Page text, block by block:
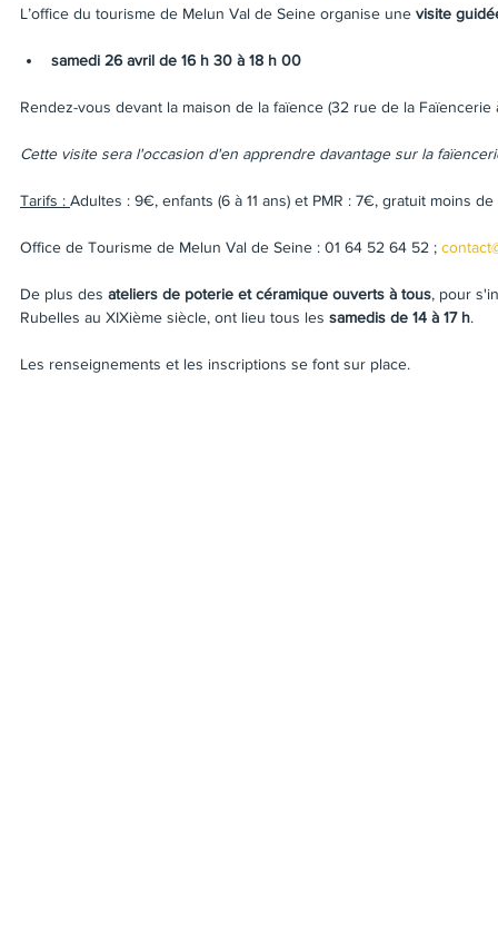
L’office du tourisme de Melun Val de Seine organise une visite
samedi 26 avril de 16 h 30 à 18 h 00
Rendez-vous devant la maison de la faïence (32 rue de la Faïencerie
Cette visite sera l'occasion d'en apprendre davantage sur la
Tarifs : Adultes : 9€, enfants (6 à 11 ans) et PMR : 7€, gratuit moins
Office de Tourisme de Melun Val de Seine : 01 64 52 64 52 ;
De plus des ateliers de poterie et céramique ouverts à tous, pour
Rubelles au XIXième siècle, ont lieu tous les samedis de 14 à 17 h.
Les renseignements et les inscriptions se font sur place.